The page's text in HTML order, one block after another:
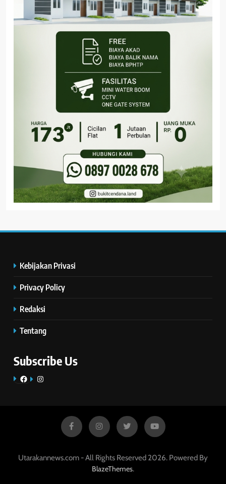
Kebijakan Privasi
Privacy Policy
Redaksi
Tentang
Subscribe Us
FacebookInstagram
Utarakannews.com - All Rights Reserved 2026. Powered By
BlazeThemes.